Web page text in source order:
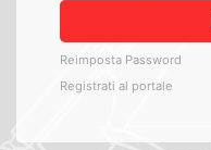
Reimposta Password
Registrati al portale